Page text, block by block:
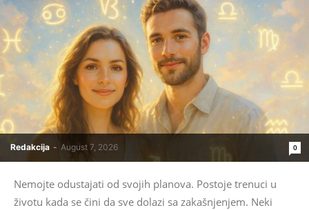
Redakcija - August 7, 2026 0
Nemojte odustajati od svojih planova. Postoje trenuci u
životu kada se čini da sve dolazi sa zakašnjenjem. Neki